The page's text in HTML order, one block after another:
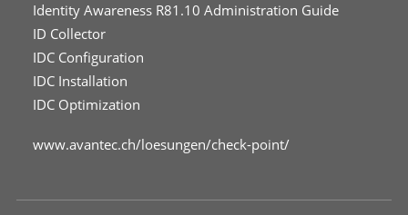
Identity Awareness R81.10 Administration Guide
ID Collector
IDC Configuration
IDC Installation
IDC Optimization
www.avantec.ch/loesungen/check-point/